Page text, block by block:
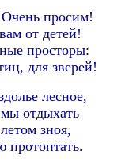
Очень просим!
от детей!
просторы:
для зверей!
лесное,
отдыхать
зноя,